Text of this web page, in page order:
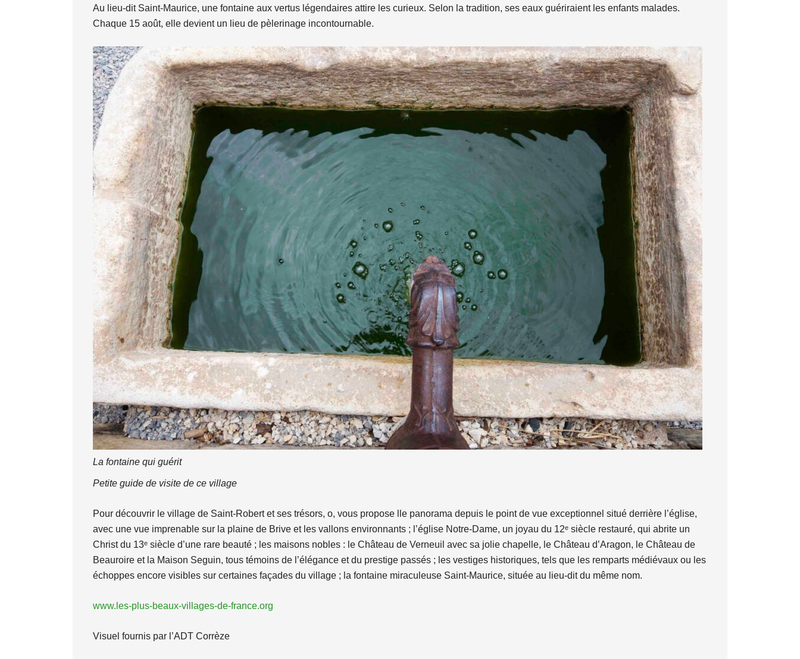
Au lieu-dit Saint-Maurice, une fontaine aux vertus légendaires attire les curieux. Selon la tradition, ses eaux guériraient les enfants malades.
Chaque 15 août, elle devient un lieu de pèlerinage incontournable.
La fontaine qui guérit
Petite guide de visite de ce village
Pour découvrir le village de Saint-Robert et ses trésors, o, vous propose lle panorama depuis le point de vue exceptionnel situé derrière l’église,
avec une vue imprenable sur la plaine de Brive et les vallons environnants ; l’église Notre-Dame, un joyau du 12ᵉ siècle restauré, qui abrite un
Christ du 13ᵉ siècle d’une rare beauté ; les maisons nobles : le Château de Verneuil avec sa jolie chapelle, le Château d’Aragon, le Château de
Beauroire et la Maison Seguin, tous témoins de l’élégance et du prestige passés ; les vestiges historiques, tels que les remparts médiévaux ou les
échoppes encore visibles sur certaines façades du village ; la fontaine miraculeuse Saint-Maurice, située au lieu-dit du même nom.
www.les-plus-beaux-villages-de-france.org
Visuel fournis par l’ADT Corrèze